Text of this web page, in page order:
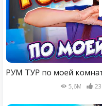
РУМ ТУР по моей
5,6M